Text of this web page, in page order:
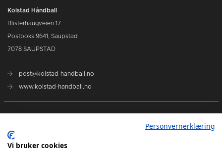
Kolstad Håndball
Blisterhaugveien 17
Postboks 9641, Saupstad
7078 SAUPSTAD
post@kolstad-handball.no
www.kolstad-handball.no
Om Kolstad Håndball
Personvernerklæring
Vi bruker cookies